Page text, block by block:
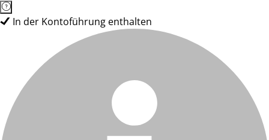
In der Kontoführung enthalten